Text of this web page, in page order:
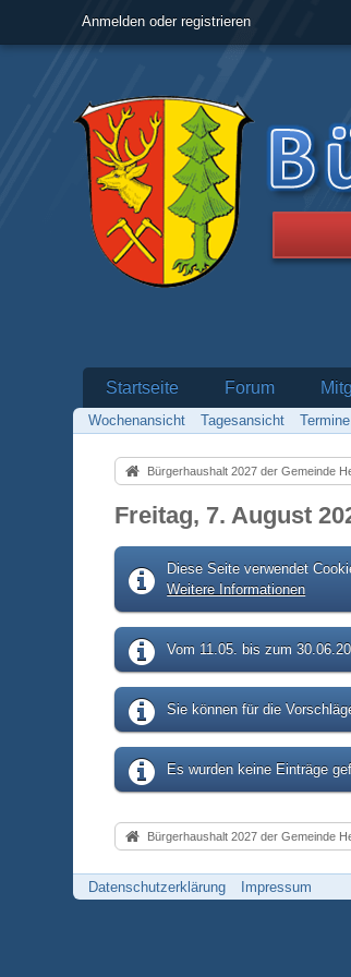
Anmelden oder registrieren
Startseite Forum
Wochenansicht Tagesansicht Termine
Bürgerhaushalt 2027 der Gemeinde
Freitag, 7. August
Diese Seite verwendet
Weitere Informationen
Vom 11.05. bis zum
Sie können für die
Es wurden keine Einträge
Bürgerhaushalt 2027 der Gemeinde
Datenschutzerklärung Impressum